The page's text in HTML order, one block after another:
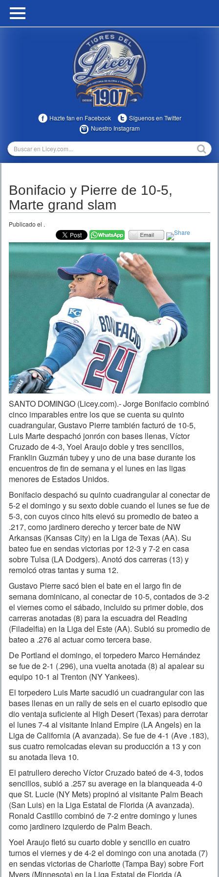
HOME
MULTIMEDIA
TEMPORADAS
Hazte fan en Facebook
Síguenos en Twitter
Nuestro Instagram
Bonifacio y Pierre de 10-5,
Marte grand slam
Publicado el .
SANTO DOMINGO (Licey.com).- Jorge Bonifacio combinó
cinco imparables entre los que se cuenta su quinto
cuadrangular, Gustavo Pierre también facturó de 10-5,
Luis Marte despachó jonrón con bases llenas, Víctor
Cruzado de 4-3, Yoel Araujo doble y tres sencillos,
Franklin Guzmán tubey y uno de una base durante los
encuentros de fin de semana y el lunes en las ligas
menores de Estados Unidos.
Bonifacio despachó su quinto cuadrangular al conectar de
5-2 el domingo y su sexto doble cuando el lunes se fue de
5-3, con cuyos cinco hits elevó su promedio de bateo a
.217, como jardinero derecho y tercer bate de NW
Arkansas (Kansas City) en la Liga de Texas (AA). Su
bateo fue en sendas victorias por 12-3 y 7-2 en casa
sobre Tulsa (LA Dodgers). Anotó dos carreras (13) y
remolcó otras tantas y suma 12.
Gustavo Pierre sacó bien el bate en el largo fin de
semana dominicano, al conectar de 10-5, contados de 3-2
el viernes como el sábado, incluido su primer doble, dos
carreras anotadas (8) para la escuadra del Reading
(Filadelfia) en la Liga del Este (AA). Subió su promedio de
bateo a .276 al actuar como tercera base.
De Portland el domingo, el torpedero Marco Hernández
se fue de 2-1 (.296), una vuelta anotada (8) al apalear su
equipo 10-1 al Trenton (NY Yankees).
El torpedero Luis Marte sacudió un cuadrangular con las
bases llenas en un rally de seis en el cuarto episodio que
dio ventaja suficiente al High Desert (Texas) para derrotar
el lunes 7-4 al visitante Inland Empire (LA Angels) en la
Liga de California (A avanzada). Se fue de 4-1 (Ave .183),
sus cuatro remolcadas elevan su producción a 13 y con
su anotada lleva 10.
El patrullero derecho Víctor Cruzado bateó de 4-3, todos
sencillos, subió a .257 su average en la blanqueada 4-0
que St. Lucie (NY Mets) propinó al visitante Palm Beach
(San Luis) en la Liga Estatal de Florida (A avanzada).
Ronald Castillo combinó de 7-2 entre domingo y lunes
como jardinero izquierdo de Palm Beach.
Yoel Araujo fletó su cuarto doble y sencillo en cuatro
turnos el viernes y de 4-2 el domingo con una anotada (7)
en sendas victorias de Charlotte (Tampa Bay) sobre Fort
Myers (Minnesota) en la Liga Estatal de Florida (A